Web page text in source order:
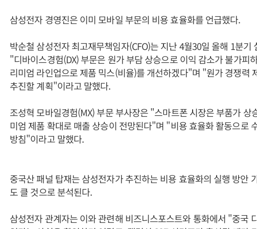
삼성전자 경영진은 이미 모바일 부문의 비용 효율화를 언급했다.
박순철 삼성전자 최고재무책임자(CFO)는 지난 4월30일 올해 1분기
"디바이스경험(DX) 부문은 원가 부담 상승으로 이익 감소가 불가피
리미엄 라인업으로 제품 믹스(비율)를 개선하겠다"며 "원가 경쟁력
추진할 계획"이라고 말했다.
조성혁 모바일경험(MX) 부문 부사장은 "스마트폰 시장은 부품가 상
미엄 제품 확대로 매출 상승이 전망된다"며 "비용 효율화 활동으로
방침"이라고 말했다.
중국산 패널 탑재는 삼성전자가 추진하는 비용 효율화의 실행 방안
도 클 것으로 분석된다.
삼성전자 관계자는 이와 관련해 비즈니스포스트와 통화에서 "중국